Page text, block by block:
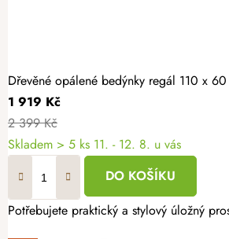
Dřevěné opálené bedýnky regál 110 x
1 919 Kč
2 399 Kč
Skladem > 5 ks 11. - 12. 8. u vás
DO KOŠÍKU
Potřebujete praktický a stylový úložný